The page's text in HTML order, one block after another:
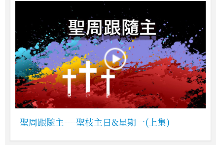
聖周跟隨主----聖枝主日&星期一(上集)